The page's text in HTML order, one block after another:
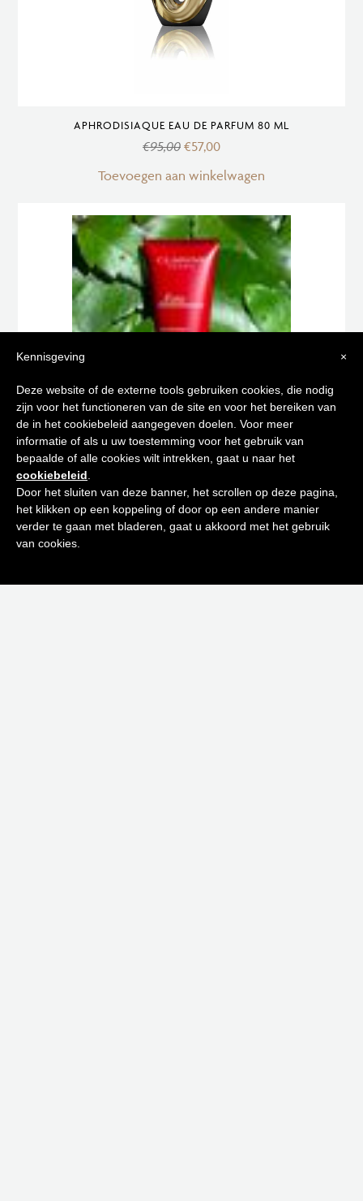
APHRODISIAQUE EAU DE PARFUM 80 ML
€95,00 €57,00
Toevoegen aan winkelwagen
EAU DYNAMISANTE LAIT HYDRATANT 250 ML
€47,00
Toevoegen aan winkelwagen
Tips voor
een stralende huid
Schrijf je in op onze nieuwsbrief en
ontvang de beste tips en promoties
Inschrijven
×
Kennisgeving
Deze website of de externe tools gebruiken cookies, die nodig
zijn voor het functioneren van de site en voor het bereiken van
de in het cookiebeleid aangegeven doelen. Voor meer
informatie of als u uw toestemming voor het gebruik van
bepaalde of alle cookies wilt intrekken, gaat u naar het
cookiebeleid
Door het sluiten van deze banner, het scrollen op deze pagina,
het klikken op een koppeling of door op een andere manier
verder te gaan met bladeren, gaat u akkoord met het gebruik
van cookies.